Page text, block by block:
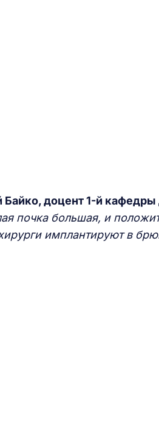
Байко, доцент 1-й
почка большая, и
имплантируют в